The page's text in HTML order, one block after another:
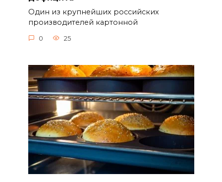
Один из крупнейших российских
производителей картонной
0 25